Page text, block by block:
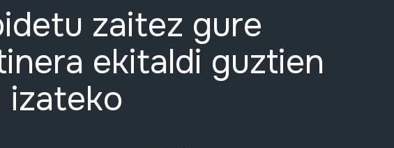
zaitez gure
ekitaldi guztien
izateko